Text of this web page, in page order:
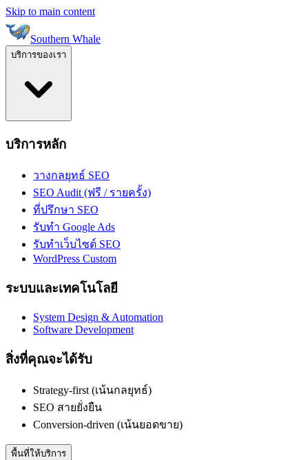
Skip to main content
Southern Whale
บริการของเรา
บริการหลัก
วางกลยุทธ์ SEO
SEO Audit (ฟรี / รายครั้ง)
ที่ปรึกษา SEO
รับทำ Google Ads
รับทำเว็บไซต์ SEO
WordPress Custom
ระบบและเทคโนโลยี
System Design & Automation
Software Development
สิ่งที่คุณจะได้รับ
Strategy-first (เน้นกลยุทธ์)
SEO สายยั่งยืน
Conversion-driven (เน้นยอดขาย)
พื้นที่ให้บริการ